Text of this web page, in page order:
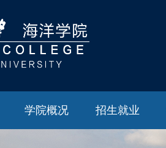
学院概况 招生就业